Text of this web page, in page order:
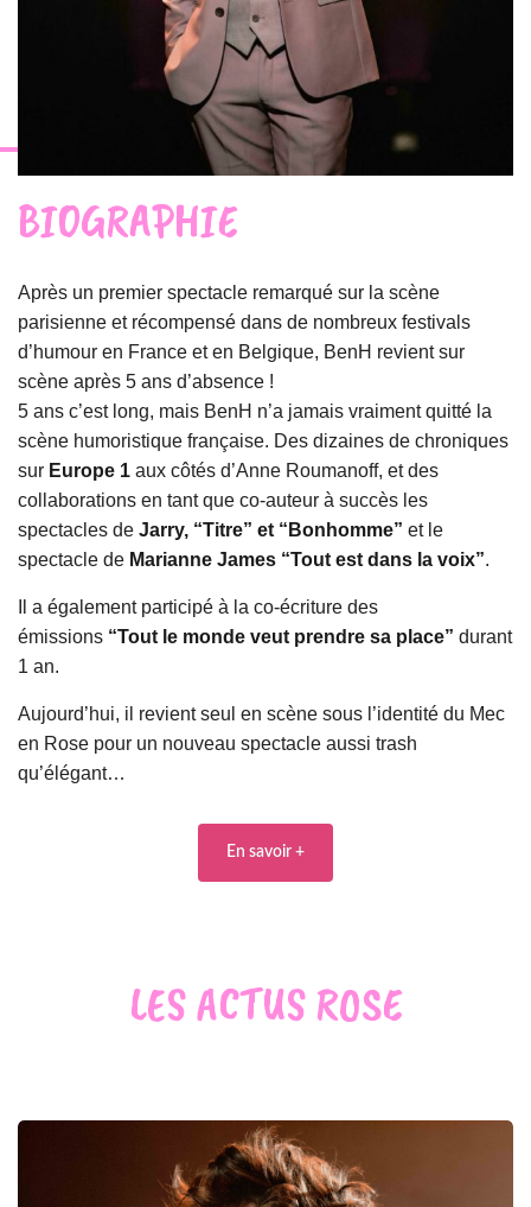
BIOGRAPHIE
Après un premier spectacle remarqué sur la scène
parisienne et récompensé dans de nombreux festivals
d’humour en France et en Belgique, BenH revient sur
scène après 5 ans d’absence !
5 ans c’est long, mais BenH n’a jamais vraiment quitté la
scène humoristique française. Des dizaines de chroniques
sur Europe 1 aux côtés d’Anne Roumanoff, et des
collaborations en tant que co-auteur à succès les
spectacles de Jarry, “Titre” et “Bonhomme” et le
spectacle de Marianne James “Tout est dans la voix”.
Il a également participé à la co-écriture des
émissions “Tout le monde veut prendre sa place” durant
1 an.
Aujourd’hui, il revient seul en scène sous l’identité du Mec
en Rose pour un nouveau spectacle aussi trash
qu’élégant…
En savoir +
LES ACTUS ROSE